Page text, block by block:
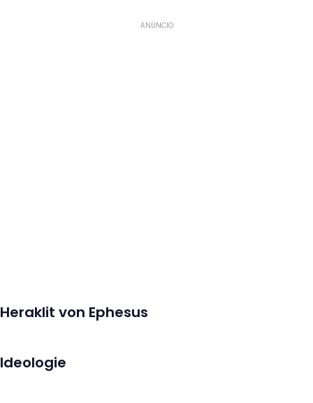
ANÚNCIO
Heraklit von Ephesus
Ideologie